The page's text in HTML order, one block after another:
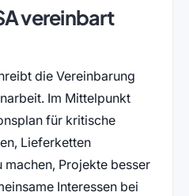
vereinbart
die Vereinbarung
Im Mittelpunkt
für kritische
Lieferketten
Projekte besser
Interessen bei